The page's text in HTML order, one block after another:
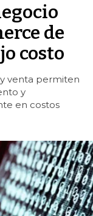
de
costo
venta permiten
y
en costos